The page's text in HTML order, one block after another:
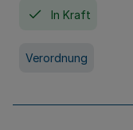
In Kraft
Verordnung